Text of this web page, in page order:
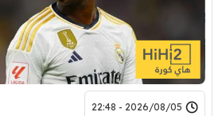
2026/08/05 - 22:48